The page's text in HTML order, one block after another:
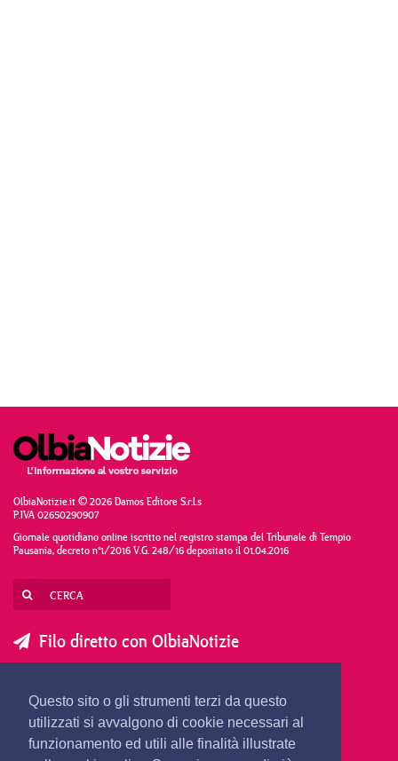
Questo sito o gli strumenti terzi da questo
utilizzati si avvalgono di cookie necessari al
funzionamento ed utili alle finalità illustrate
OlbiaNotizie.it © 2026 Damos Editore S.r.l.s
P.IVA 02650290907
Giornale quotidiano online iscritto nel registro stampa del Tribunale di Tempio
Pausania, decreto n°1/2016 V.G. 248/16 depositato il 01.04.2016
Filo diretto con OlbiaNotizie
SEGNALA UNA NOTIZIA
SEGNALA UN EVENTO